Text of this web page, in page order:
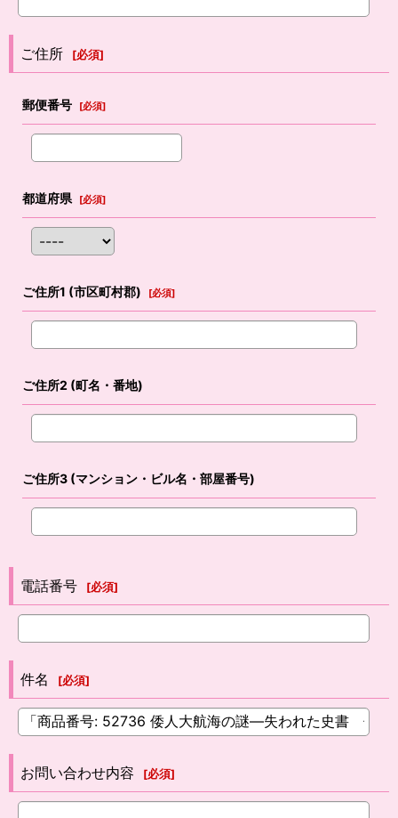
ご住所 [必須]
郵便番号 [必須]
都道府県 [必須]
ご住所1 (市区町村郡) [必須]
ご住所2 (町名・番地)
ご住所3 (マンション・ビル名・部屋番号)
電話番号 [必須]
件名 [必須]
お問い合わせ内容 [必須]